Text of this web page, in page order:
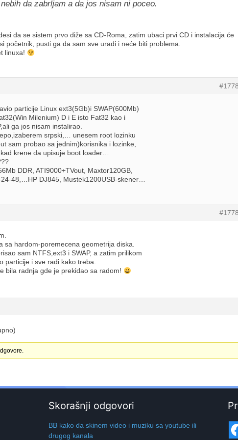
da zabrljam a da jos nisam ni poceo.
da se sistem prvo diže sa CD-Roma, zatim ubaci prvi CD i instalacija će
početnik, pusti ga da sam sve uradi i neće biti problema.
linuxa!
particije Linux ext3(5Gb)i SWAP(600Mb)
Milenium) D i E isto Fat32 kao i
ga jos nisam instalirao.
srpski,… unesem root lozinku
sam probao sa jednim)korisnika i lozinke,
krene da upisuje boot loader…
DDR, ATI9000+TVout, Maxtor120GB,
48,…HP DJ845, Mustek1200USB-skener…
sa hardom-poremecena geometrija diska.
sam NTFS,ext3 i SWAP, a zatim prilikom
particije i sve radi kako treba.
bila radnja gde je prekidao sa radom!
Skorašnji odgovori
BB kako da skinem video i muziku sa youtube ili
drugog kanala